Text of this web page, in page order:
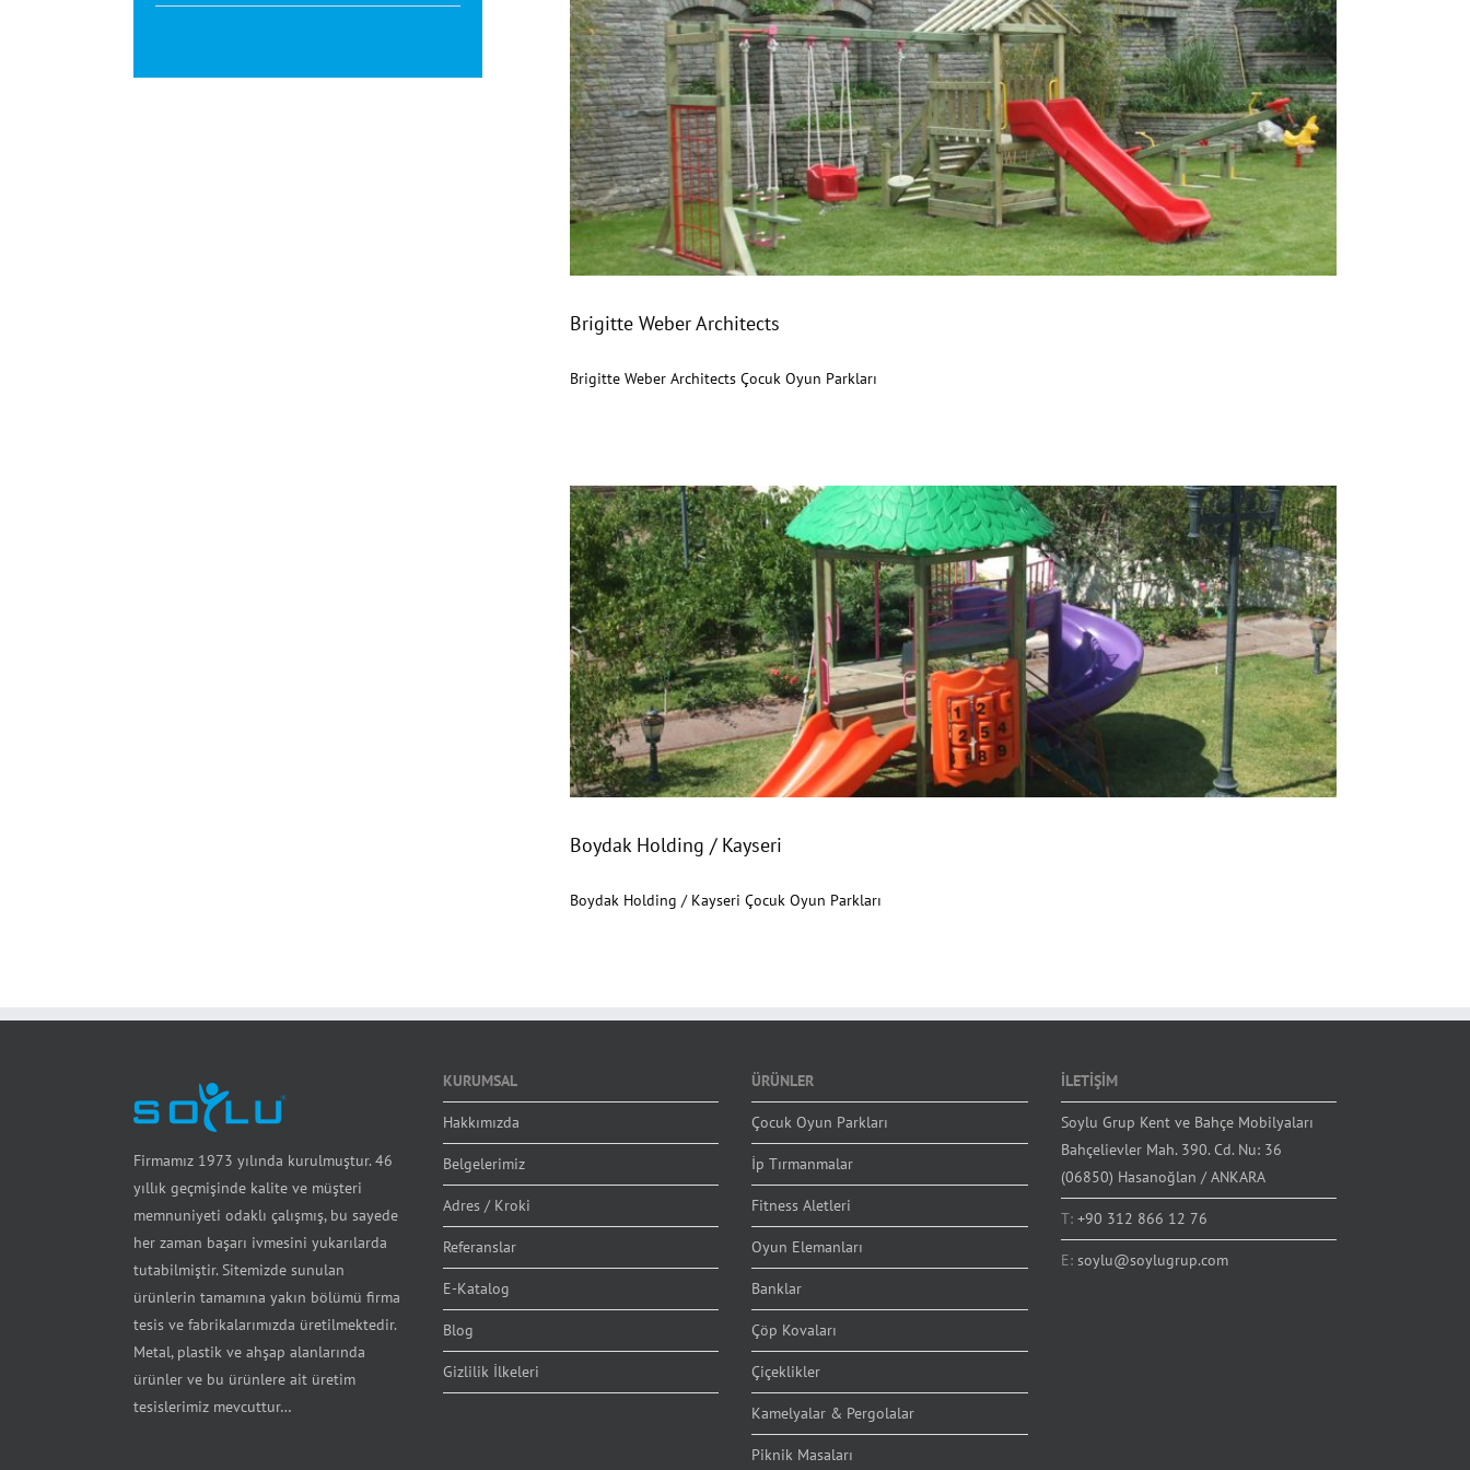
Brigitte Weber Architects
Brigitte Weber Architects
Brigitte Weber Architects Çocuk Oyun Parkları
Boydak Holding / Kayseri
Boydak Holding / Kayseri
Boydak Holding / Kayseri Çocuk Oyun Parkları
Firmamız 1973 yılında kurulmuştur. 46
yıllık geçmişinde kalite ve müşteri
memnuniyeti odaklı çalışmış, bu sayede
her zaman başarı ivmesini yukarılarda
tutabilmiştir. Sitemizde sunulan
ürünlerin tamamına yakın bölümü firma
tesis ve fabrikalarımızda üretilmektedir.
Metal, plastik ve ahşap alanlarında
ürünler ve bu ürünlere ait üretim
tesislerimiz mevcuttur…
KURUMSAL
Hakkımızda
Belgelerimiz
Adres / Kroki
Referanslar
E-Katalog
Blog
Gizlilik İlkeleri
ÜRÜNLER
Çocuk Oyun Parkları
İp Tırmanmalar
Fitness Aletleri
Oyun Elemanları
Banklar
Çöp Kovaları
Çiçeklikler
Kamelyalar & Pergolalar
Piknik Masaları
İLETİŞİM
Soylu Grup Kent ve Bahçe Mobilyaları
Bahçelievler Mah. 390. Cd. Nu: 36
(06850) Hasanoğlan / ANKARA
T: +90 312 866 12 76
E: soylu@soylugrup.com